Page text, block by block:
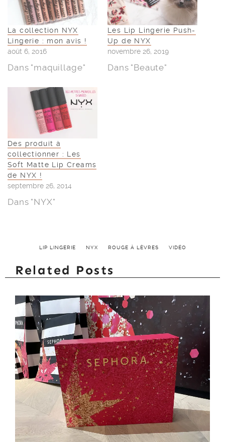
La collection NYX
Lingerie : mon avis !
août 6, 2016
Dans "maquillage"
Les Lip Lingerie Push-
Up de NYX
novembre 26, 2019
Dans "Beaute"
Des produit à
collectionner : Les
Soft Matte Lip Creams
de NYX !
septembre 26, 2014
Dans "NYX"
LIP LINGERIE NYX ROUGE À LÈVRES VIDÉO
Related Posts